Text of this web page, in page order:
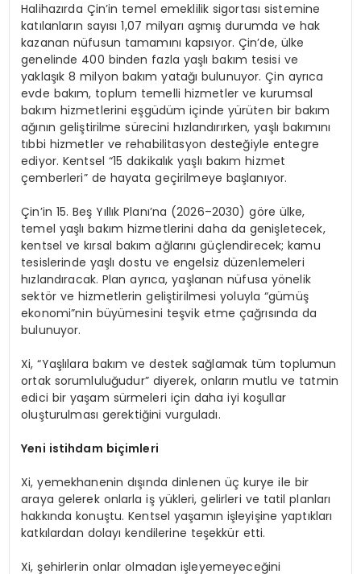
Halihazırda Çin’in temel emeklilik sigortası sistemine
katılanların sayısı 1,07 milyarı aşmış durumda ve hak
kazanan nüfusun tamamını kapsıyor. Çin’de, ülke
genelinde 400 binden fazla yaşlı bakım tesisi ve
yaklaşık 8 milyon bakım yatağı bulunuyor. Çin ayrıca
evde bakım, toplum temelli hizmetler ve kurumsal
bakım hizmetlerini eşgüdüm içinde yürüten bir bakım
ağının geliştirilme sürecini hızlandırırken, yaşlı bakımını
tıbbi hizmetler ve rehabilitasyon desteğiyle entegre
ediyor. Kentsel “15 dakikalık yaşlı bakım hizmet
çemberleri” de hayata geçirilmeye başlanıyor.
Çin’in 15. Beş Yıllık Planı’na (2026–2030) göre ülke,
temel yaşlı bakım hizmetlerini daha da genişletecek,
kentsel ve kırsal bakım ağlarını güçlendirecek; kamu
tesislerinde yaşlı dostu ve engelsiz düzenlemeleri
hızlandıracak. Plan ayrıca, yaşlanan nüfusa yönelik
sektör ve hizmetlerin geliştirilmesi yoluyla “gümüş
ekonomi”nin büyümesini teşvik etme çağrısında da
bulunuyor.
Xi, “Yaşlılara bakım ve destek sağlamak tüm toplumun
ortak sorumluluğudur” diyerek, onların mutlu ve tatmin
edici bir yaşam sürmeleri için daha iyi koşullar
oluşturulması gerektiğini vurguladı.
Yeni istihdam biçimleri
Xi, yemekhanenin dışında dinlenen üç kurye ile bir
araya gelerek onlarla iş yükleri, gelirleri ve tatil planları
hakkında konuştu. Kentsel yaşamın işleyişine yaptıkları
katkılardan dolayı kendilerine teşekkür etti.
Xi, şehirlerin onlar olmadan işleyemeyeceğini